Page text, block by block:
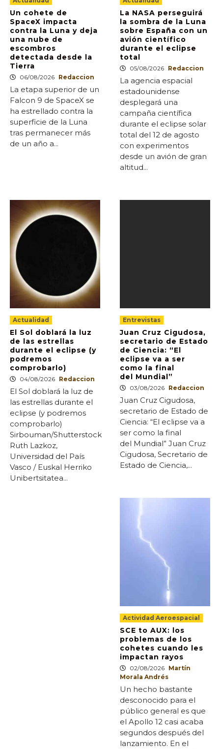
Un cohete de
SpaceX impacta
contra la Luna y deja
una nube de
escombros
detectada desde la
Tierra
06/08/2026 Redaccion
La etapa superior de un
Falcon 9 de SpaceX se
ha estrellado contra la
superficie de la Luna
tras permanecer más
de un año a...
La NASA perseguirá
la sombra de la Luna
sobre España con un
avión científico
durante el eclipse
total
05/08/2026 Redaccion
La agencia espacial
estadounidense
desplegará una
campaña científica
durante el eclipse solar
total del 12 de agosto
con experimentos
desde un avión de gran
altitud...
Actualidad
El Sol doblará la luz
de las estrellas
durante el eclipse (y
podremos
comprobarlo)
04/08/2026 Redaccion
El Sol doblará la luz de
las estrellas durante el
eclipse (y podremos
comprobarlo)
Sirbouman/Shutterstock
Ruth Lazkoz,
Universidad del País
Vasco / Euskal Herriko
Unibertsitatea...
Entrevistas
Juan Cruz Cigudosa,
secretario de Estado
de Ciencia: “El
eclipse va a ser
como la final
del Mundial”
03/08/2026 Redaccion
Juan Cruz Cigudosa,
secretario de Estado de
Ciencia: “El eclipse va a
ser como la final
del Mundial” Juan Cruz
Cigudosa, Secretario de
Estado de Ciencia,...
Actividad Aeroespacial
SCE to AUX: los
problemas de los
cohetes cuando les
impactan rayos
02/08/2026 Martín
Morala Andrés
Un hecho bastante
desconocido para el
público general es que
el Apollo 12 casi acaba
segundos después del
lanzamiento. En el